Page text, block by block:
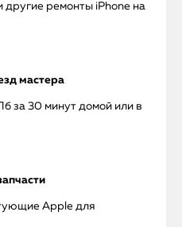
другие ремонты iPhone на
мастера
за 30 минут домой или в
Apple для